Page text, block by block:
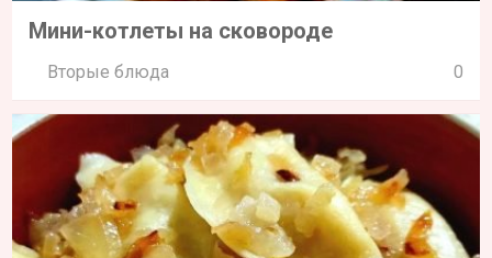
Мини-котлеты на сковороде
Вторые блюда 0